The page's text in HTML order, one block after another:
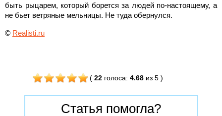
быть рыцарем, который борется за людей по-настоящему, а
не бьет ветряные мельницы. Не туда обернулся.
© Realisti.ru
( 22 голоса: 4.68из 5)
Статья помогла?